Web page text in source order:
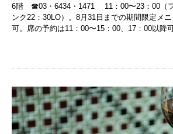
6階 ☎︎03・6434・1471 11：00〜23：00（フ
ンク22：30LO）。8月31日までの期間限定メ
可。席の予約は11：00〜15：00、17：00以降可